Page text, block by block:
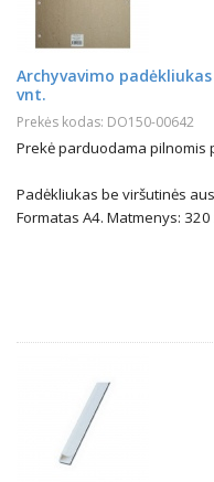
Archyvavimo padėkliukas
vnt.
Prekės kodas: DO150-00642
Prekė parduodama pilnomis
Padėkliukas be viršutinės
Formatas A4. Matmenys: